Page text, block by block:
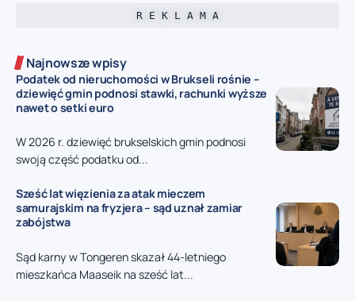
R E K L A M A
Najnowsze wpisy
Podatek od nieruchomości w Brukseli rośnie –
dziewięć gmin podnosi stawki, rachunki wyższe
nawet o setki euro
W 2026 r. dziewięć brukselskich gmin podnosi
swoją część podatku od...
Sześć lat więzienia za atak mieczem
samurajskim na fryzjera – sąd uznał zamiar
zabójstwa
Sąd karny w Tongeren skazał 44-letniego
mieszkańca Maaseik na sześć lat...